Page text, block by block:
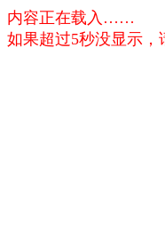
内容正在载入……
如果超过5秒没显示，